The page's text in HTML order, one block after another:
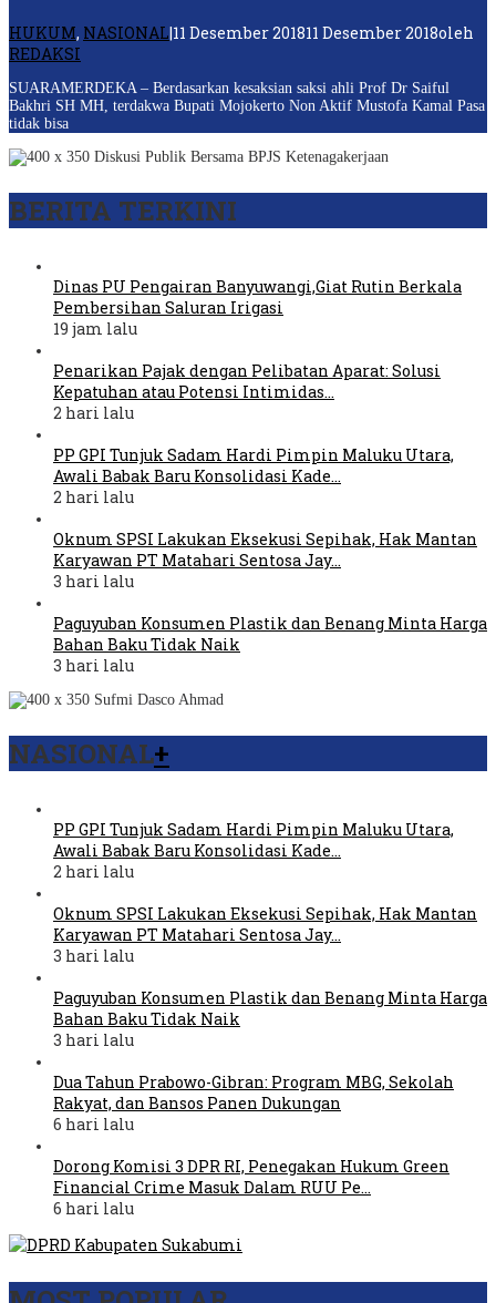
HUKUM, NASIONAL|11 Desember 201811 Desember 2018oleh
REDAKSI
SUARAMERDEKA – Berdasarkan kesaksian saksi ahli Prof Dr Saiful
Bakhri SH MH, terdakwa Bupati Mojokerto Non Aktif Mustofa Kamal Pasa
tidak bisa
BERITA TERKINI
Dinas PU Pengairan Banyuwangi,Giat Rutin Berkala
Pembersihan Saluran Irigasi
19 jam lalu
Penarikan Pajak dengan Pelibatan Aparat: Solusi
Kepatuhan atau Potensi Intimidas…
2 hari lalu
PP GPI Tunjuk Sadam Hardi Pimpin Maluku Utara,
Awali Babak Baru Konsolidasi Kade…
2 hari lalu
Oknum SPSI Lakukan Eksekusi Sepihak, Hak Mantan
Karyawan PT Matahari Sentosa Jay…
3 hari lalu
Paguyuban Konsumen Plastik dan Benang Minta Harga
Bahan Baku Tidak Naik
3 hari lalu
NASIONAL+
PP GPI Tunjuk Sadam Hardi Pimpin Maluku Utara,
Awali Babak Baru Konsolidasi Kade…
2 hari lalu
Oknum SPSI Lakukan Eksekusi Sepihak, Hak Mantan
Karyawan PT Matahari Sentosa Jay…
3 hari lalu
Paguyuban Konsumen Plastik dan Benang Minta Harga
Bahan Baku Tidak Naik
3 hari lalu
Dua Tahun Prabowo-Gibran: Program MBG, Sekolah
Rakyat, dan Bansos Panen Dukungan
6 hari lalu
Dorong Komisi 3 DPR RI, Penegakan Hukum Green
Financial Crime Masuk Dalam RUU Pe…
6 hari lalu